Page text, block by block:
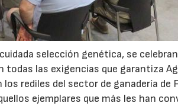
selección genética, se
las exigencias que garantiza
rediles del sector de ganadería de
ejemplares que más les han